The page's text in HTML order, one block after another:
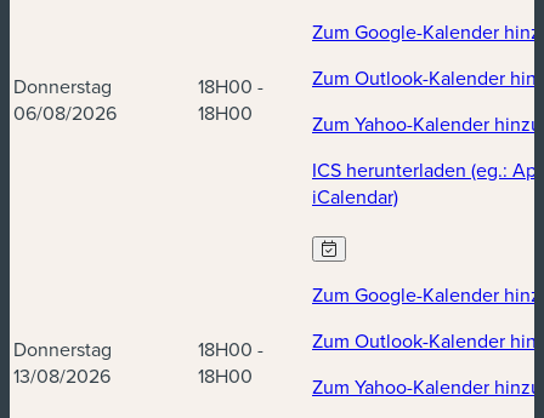
Donnerstag
06/08/2026
18H00 -
18H00
Zum Google-Kalender
Zum Outlook-Kalender
Zum Yahoo-Kalender
ICS herunterladen (eg.:
iCalendar)
Donnerstag
13/08/2026
18H00 -
18H00
Zum Google-Kalender
Zum Outlook-Kalender
Zum Yahoo-Kalender